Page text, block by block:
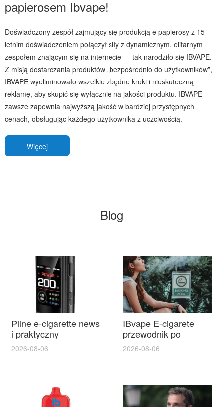
papierosem Ibvape!
Doświadczony zespół zajmujący się produkcją e papierosy z 15-
letnim doświadczeniem połączył siły z dynamicznym, elitarnym
zespołem znającym się na internecie — tak narodziło się IBVAPE.
Z misją dostarczania produktów „bezpośrednio do użytkowników”,
IBVAPE wyeliminowało wszelkie zbędne kroki i nieskuteczną
reklamę, aby skupić się wyłącznie na jakości produktu. IBVAPE
zawsze zapewnia najwyższą jakość w bardziej przystępnych
cenach, obsługując każdego użytkownika z uczciwością.
Więcej
Blog
Pilne e-cigarette news
i praktyczny
przewodnik po e
jednorazowe dla
2026-08-06
IBvape E-cigarete
przewodnik po
modelach i
najlepsze oferty
siemianowice na
każdą kieszeń
2026-08-06